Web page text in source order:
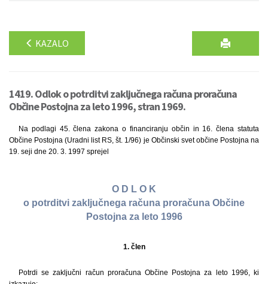
KAZALO
1419. Odlok o potrditvi zaključnega računa proračuna
Občine Postojna za leto 1996, stran 1969.
Na podlagi 45. člena zakona o financiranju občin in 16. člena statuta
Občine Postojna (Uradni list RS, št. 1/96) je Občinski svet občine Postojna na
19. seji dne 20. 3. 1997 sprejel
O D L O K
o potrditvi zaključnega računa proračuna Občine
Postojna za leto 1996
1. člen
Potrdi se zaključni račun proračuna Občine Postojna za leto 1996, ki